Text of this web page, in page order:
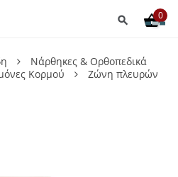
0
Νάρθηκες & Ορθοπεδικά
Κορμού
Ζώνη πλευρών